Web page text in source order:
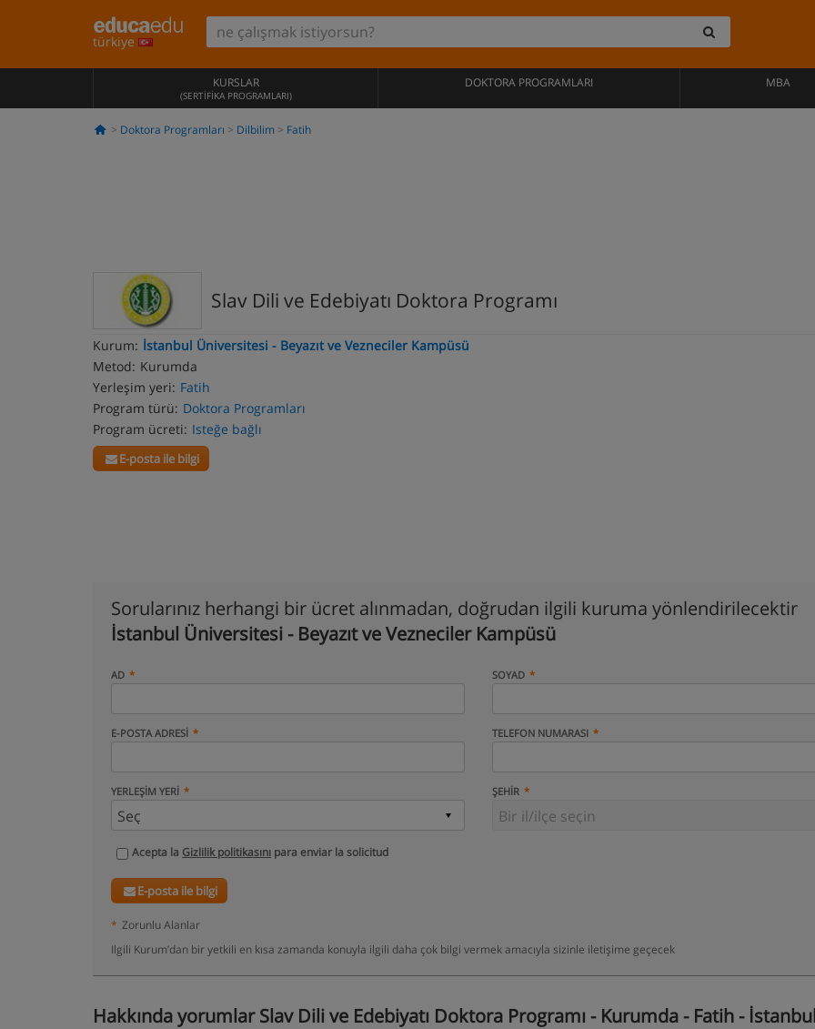
türkiye
KURSLAR
(SERTIFIKA PROGRAMLARI)
DOKTORA PROGRAMLARI MBA
Doktora Programları Dilbilim Fatih
Slav Dili ve Edebiyatı Doktora Programı
Kurum: İstanbul Üniversitesi - Beyazıt ve Vezneciler Kampüsü
Metod: Kurumda
Yerleşim yeri: Fatih
Program türü: Doktora Programları
Program ücreti: Isteğe bağlı
E-posta ile bilgi
Sorularınız herhangi bir ücret alınmadan, doğrudan ilgili kuruma yönlendirilecektir
İstanbul Üniversitesi - Beyazıt ve Vezneciler Kampüsü
AD SOYAD
E-POSTA ADRESI TELEFON NUMARASI
YERLEŞIM YERI ŞEHIR
Acepta la Gizlilik politikasını para enviar la solicitud
E-posta ile bilgi
* Zorunlu Alanlar
Ilgili Kurum’dan bir yetkili en kısa zamanda konuyla ilgili daha çok bilgi vermek amacıyla sizinle iletişime geçecek
Hakkında yorumlar Slav Dili ve Edebiyatı Doktora Programı - Kurumda - Fatih -